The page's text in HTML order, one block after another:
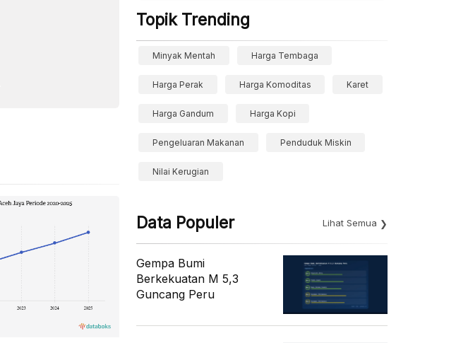
Topik Trending
Minyak Mentah Harga Tembaga
Harga Perak Harga Komoditas Karet
Harga Gandum Harga Kopi
Pengeluaran Makanan Penduduk Miskin
Nilai Kerugian
Data Populer Lihat Semua
Gempa Bumi
Berkekuatan M 5,3
Guncang Peru